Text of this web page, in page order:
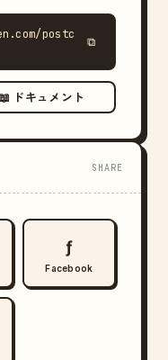
postc
⧉
ドキュメント
SHARE
ƒ
Facebook